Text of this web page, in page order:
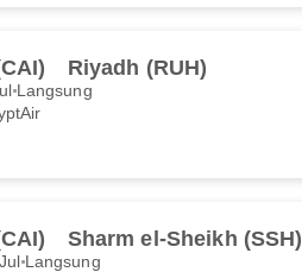
Riyadh (RUH)
Langsung
Sharm el-Sheikh (SSH)
Langsung